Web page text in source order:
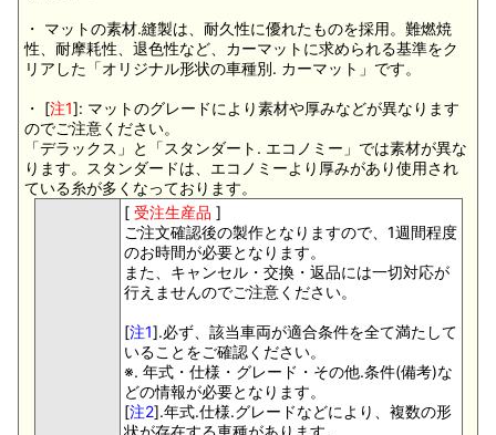
・ マットの素材.縫製は、耐久性に優れたものを採用。難燃焼
性、耐摩耗性、退色性など、カーマットに求められる基準をク
リアした「オリジナル形状の車種別. カーマット」です。
・ [注1]: マットのグレードにより素材や厚みなどが異なります
のでご注意ください。
「デラックス」と「スタンダート. エコノミー」では素材が異な
ります。スタンダードは、エコノミーより厚みがあり使用され
ている糸が多くなっております。
[ 受注生産品 ]
ご注文確認後の製作となりますので、1週間程度
のお時間が必要となります。
また、キャンセル・交換・返品には一切対応が
行えませんのでご注意ください。
[注1].必ず、該当車両が適合条件を全て満たして
いることをご確認ください。
※. 年式・仕様・グレード・その他.条件(備考)な
どの情報が必要となります。
[注2].年式.仕様.グレードなどにより、複数の形